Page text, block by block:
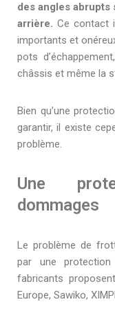
des angles abrupts
arrière. Ce contact
importants et
pots
châssis et même la
Bien qu’une
garantir, il existe
problème.
Une
dommages
Le problème de
par une
fabricants
Europe, Sawiko,